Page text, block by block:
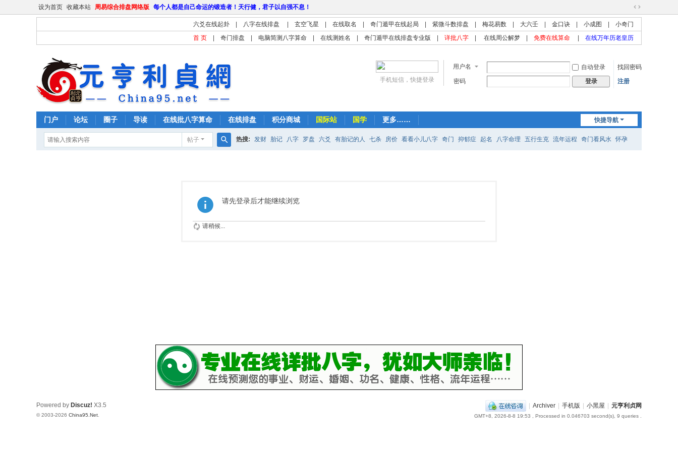
设为首页 收藏本站 周易综合排盘网络版 每个人都是自己命运的锻造者！天行健，君子以自强不息！
切
换
到
宽
六爻在线起卦 八字在线排盘 玄空飞星 在线取名 奇门遁甲在线起局 紫微斗数排盘 梅花易数 大六壬 金口诀 小成图
小奇门
首 页
奇门排盘 电脑简测八字算命 在线测姓名 奇门遁甲在线排盘专业版 详批八字 在线周公解梦 免费在线算命 在线万年历老皇历
用户名 自动登录
找回密码
密码
登录 注册
手机短信，快捷登录
快捷导航
门户 论坛 圈子 导读 在线批八字算命 在线排盘 积分商城 国际站 国学 更多……
帖子 热搜: 发财 胎记 八字 罗盘 六爻 有胎记的人 七杀 房价 看看小儿八字 奇门 抑郁症 起名 八字命理 五行生克 流年运程 奇门看风水 怀孕
请先登录后才能继续浏览
请稍候...
| Archiver | 手机版 | 小黑屋 | 元亨利贞网
GMT+8, 2026-8-8 19:53 , Processed in 0.046703 second(s), 9 queries .
Powered by Discuz! X3.5
© 2003-2026 China95.Net